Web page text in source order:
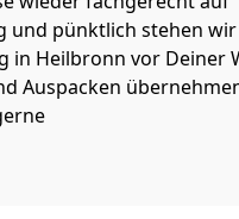
und pünktlich stehen
in Heilbronn vor Deiner
Auspacken